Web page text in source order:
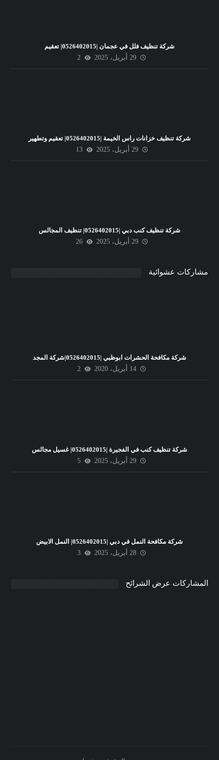
شركة تنظيف فلل في عجمان |0526402015| تعقيم
29 أبريل، 2025
2
شركة تنظيف خزانات راس الخيمة |0526402015| تعقيم وتطهير
29 أبريل، 2025
13
شركة تنظيف كنب دبي |0526402015| تنظيف المجالس
29 أبريل، 2025
26
مشاركات عشوائية
شركة مكافحة الحشرات ابوظبي |0526402015|شركة المجد
14 أبريل، 2020
2
شركة تنظيف كنب في الفجيرة |0526402015| غسيل مجالس
29 أبريل، 2025
5
شركة مكافحة النمل في دبي |0526402015| النمل الابيض
28 أبريل، 2025
3
المشاركات عرض الشرائح